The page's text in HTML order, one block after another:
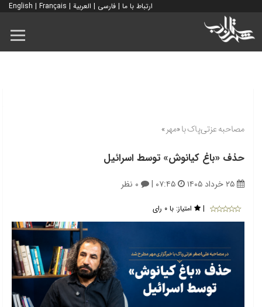
ارتباط با ما | فارسی | العربية |
English | Français
مصاحبه عزتی‌پاک با «مهر»
حذف «باغ کیانوش» توسط اسرائیل
۲۵ خرداد ۱۴۰۵ ۰۷:۴۵ | ۰ نظر
| امتیاز: با ۰ رای